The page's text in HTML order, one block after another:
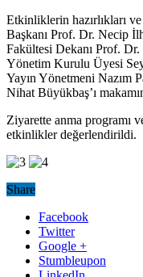
Etkinliklerin hazırlıkları
Başkanı Prof. Dr. Necip
Fakültesi Dekanı Prof.
Yönetim Kurulu Üyesi
Yayın Yönetmeni Nazım
Nihat Büyükbaş’ı
Ziyarette anma programı
etkinlikler değerlendirildi.
Share
Facebook
Twitter
Google +
Stumbleupon